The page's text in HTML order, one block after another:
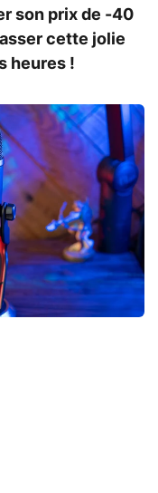
son prix de -40
cette jolie
heures !